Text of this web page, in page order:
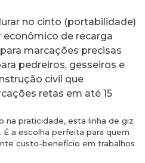
no cinto (portabilidade)
econômico de recarga
marcações precisas
pedreiros, gesseiros e
civil que
retas em até 15
na praticidade, esta linha de giz
a escolha perfeita para quem
custo-benefício em trabalhos